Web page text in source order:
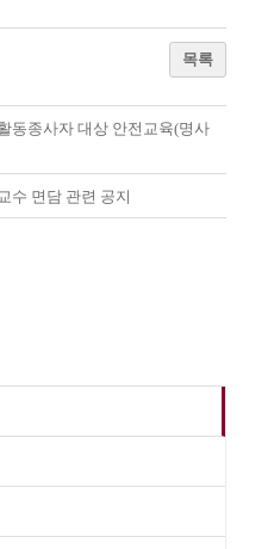
목록
동종사자 대상 안전교육(명사
수 면담 관련 공지